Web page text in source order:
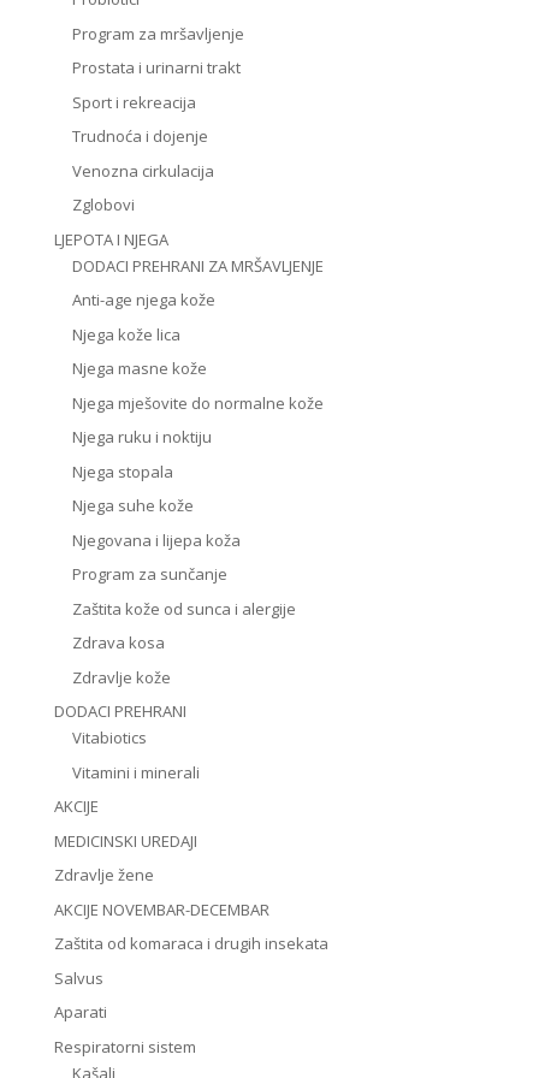
Program za mršavljenje
Prostata i urinarni trakt
Sport i rekreacija
Trudnoća i dojenje
Venozna cirkulacija
Zglobovi
LJEPOTA I NJEGA
DODACI PREHRANI ZA MRŠAVLJENJE
Anti-age njega kože
Njega kože lica
Njega masne kože
Njega mješovite do normalne kože
Njega ruku i noktiju
Njega stopala
Njega suhe kože
Njegovana i lijepa koža
Program za sunčanje
Zaštita kože od sunca i alergije
Zdrava kosa
Zdravlje kože
DODACI PREHRANI
Vitabiotics
Vitamini i minerali
AKCIJE
MEDICINSKI UREDAJI
Zdravlje žene
AKCIJE NOVEMBAR-DECEMBAR
Zaštita od komaraca i drugih insekata
Salvus
Aparati
Respiratorni sistem
Kašalj